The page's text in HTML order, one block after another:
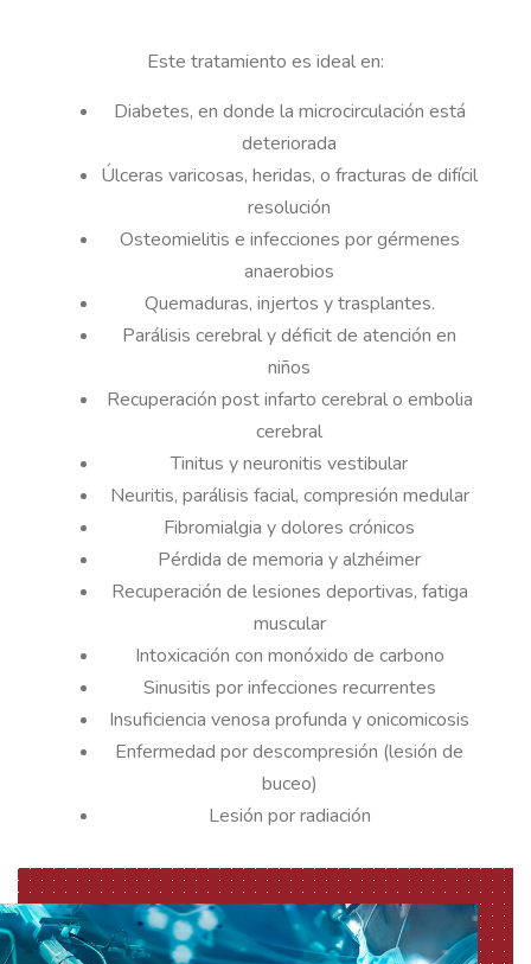
Este tratamiento es ideal en:
Diabetes, en donde la microcirculación está
deteriorada
Úlceras varicosas, heridas, o fracturas de difícil
resolución
Osteomielitis e infecciones por gérmenes
anaerobios
Quemaduras, injertos y trasplantes.
Parálisis cerebral y déficit de atención en
niños
Recuperación post infarto cerebral o embolia
cerebral
Tinitus y neuronitis vestibular
Neuritis, parálisis facial, compresión medular
Fibromialgia y dolores crónicos
Pérdida de memoria y alzhéimer
Recuperación de lesiones deportivas, fatiga
muscular
Intoxicación con monóxido de carbono
Sinusitis por infecciones recurrentes
Insuficiencia venosa profunda y onicomicosis
Enfermedad por descompresión (lesión de
buceo)
Lesión por radiación